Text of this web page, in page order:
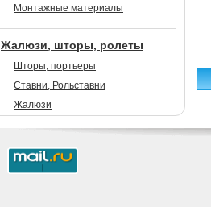
Монтажные материалы
Жалюзи, шторы, ролеты
Шторы, портьеры
Ставни, Рольставни
Жалюзи